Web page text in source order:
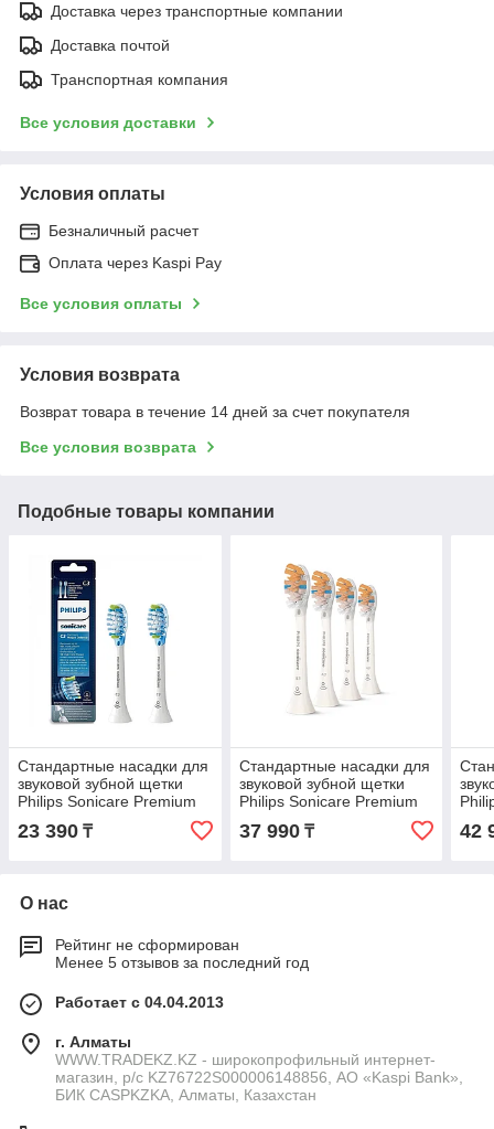
Доставка через транспортные компании
Доставка почтой
Транспортная компания
Все условия доставки
Условия оплаты
Безналичный расчет
Оплата через Kaspi Pay
Все условия оплаты
Условия возврата
Возврат товара в течение 14 дней за счет покупателя
Все условия возврата
Подобные товары компании
Стандартные насадки для
звуковой зубной щетки
Philips Sonicare Premium
Plaque Defence HX9042/17
2шт
23 390 ₸
Стандартные насадки для
звуковой зубной щетки
Philips Sonicare Premium
All-in-One HX9094/10 4шт
37 990₸ 42
О нас
Рейтинг не сформирован
Менее 5 отзывов за последний год
Работает с 04.04.2013
г. Алматы
WWW.TRADEKZ.KZ - широкопрофильный интернет-
магазин, р/с KZ76722S000006148856, АО «Kaspi Bank»,
БИК CASPKZKA, Алматы, Казахстан